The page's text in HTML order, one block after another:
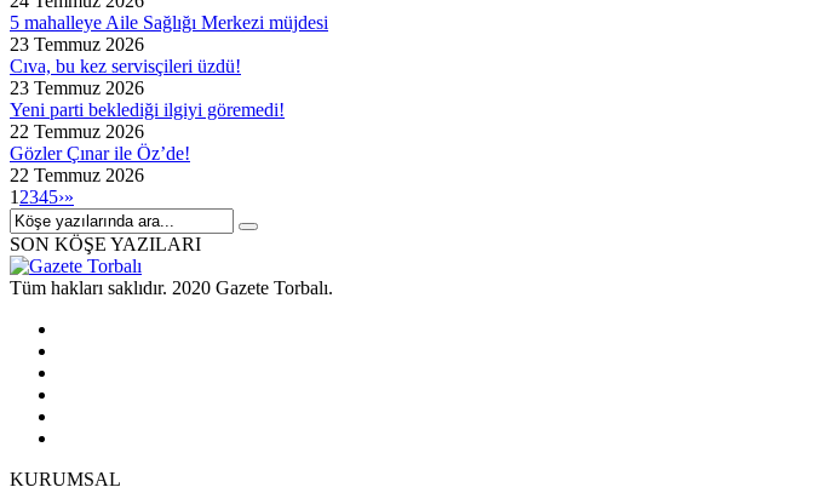
5 mahalleye Aile Sağlığı Merkezi müjdesi
23 Temmuz 2026
Cıva, bu kez servisçileri üzdü!
23 Temmuz 2026
Yeni parti beklediği ilgiyi göremedi!
22 Temmuz 2026
Gözler Çınar ile Öz’de!
22 Temmuz 2026
1 2345›»
SON KÖŞE YAZILARI
Tüm hakları saklıdır. 2020 Gazete Torbalı.
KURUMSAL